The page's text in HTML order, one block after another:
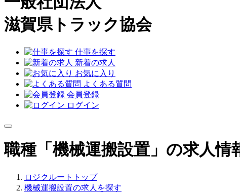
滋賀県トラック協会
仕事を探す
新着の求人
お気に入り
よくある質問
会員登録
ログイン
職種「機械運搬設置」の求人情
ロジクルートトップ
機械運搬設置の求人を探す